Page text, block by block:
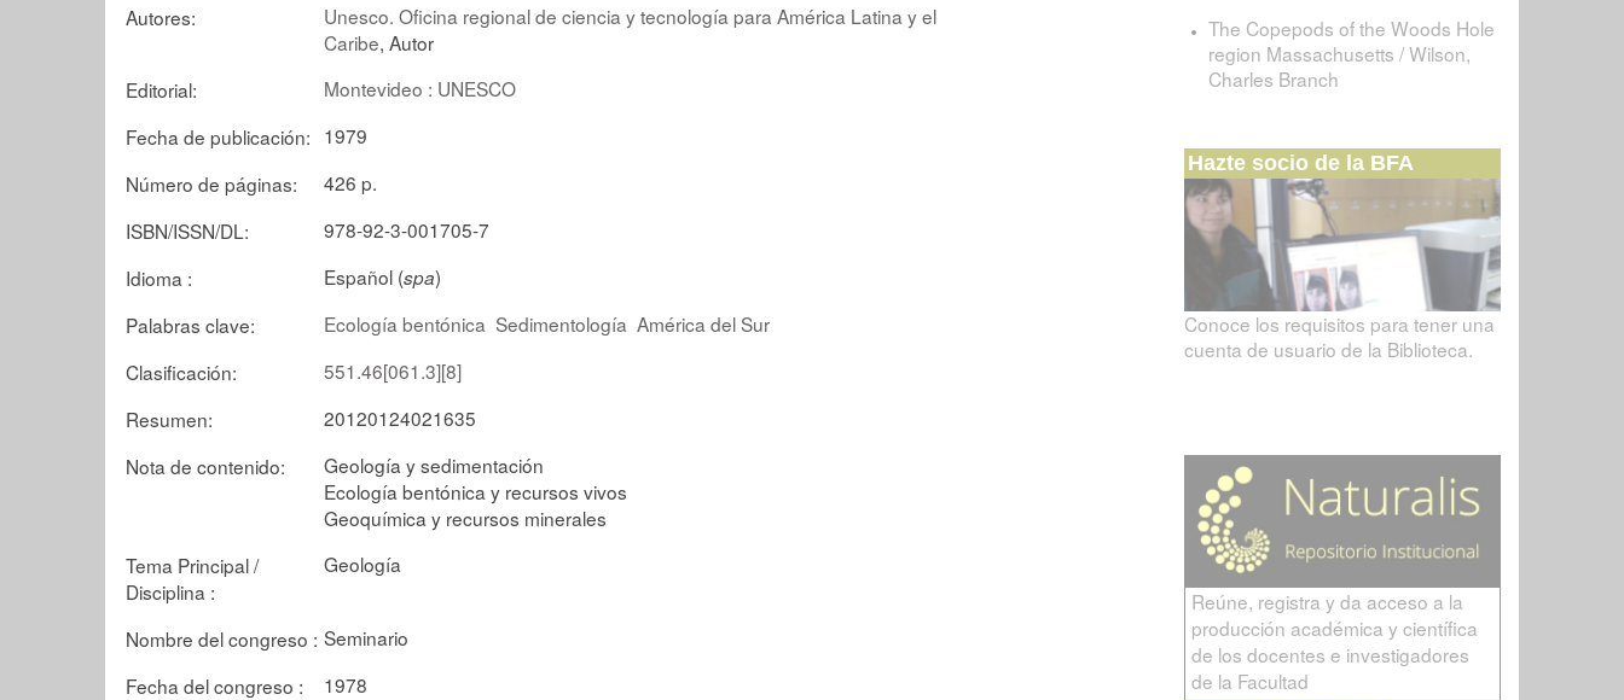
Autores:
Unesco. Oficina regional de ciencia y tecnología para América Latina y el
Caribe, Autor
Editorial:
Montevideo : UNESCO
Fecha de publicación: 1979
Número de páginas:
426 p.
ISBN/ISSN/DL:
978-92-3-001705-7
Idioma :
Español (spa)
Palabras clave:
Ecología bentónica Sedimentología América del Sur
Clasificación:
551.46[061.3][8]
Resumen:
20120124021635
Nota de contenido:
Geología y sedimentación
Ecología bentónica y recursos vivos
Geoquímica y recursos minerales
Tema Principal /
Disciplina :
Geología
Nombre del congreso : Seminario
Fecha del congreso :
1978
The Copepods of the Woods Hole
region Massachusetts / Wilson,
Charles Branch
Hazte socio de la BFA
Conoce los requisitos para tener una
cuenta de usuario de la Biblioteca.
Reúne, registra y da acceso a la
producción académica y científica
de los docentes e investigadores
de la Facultad